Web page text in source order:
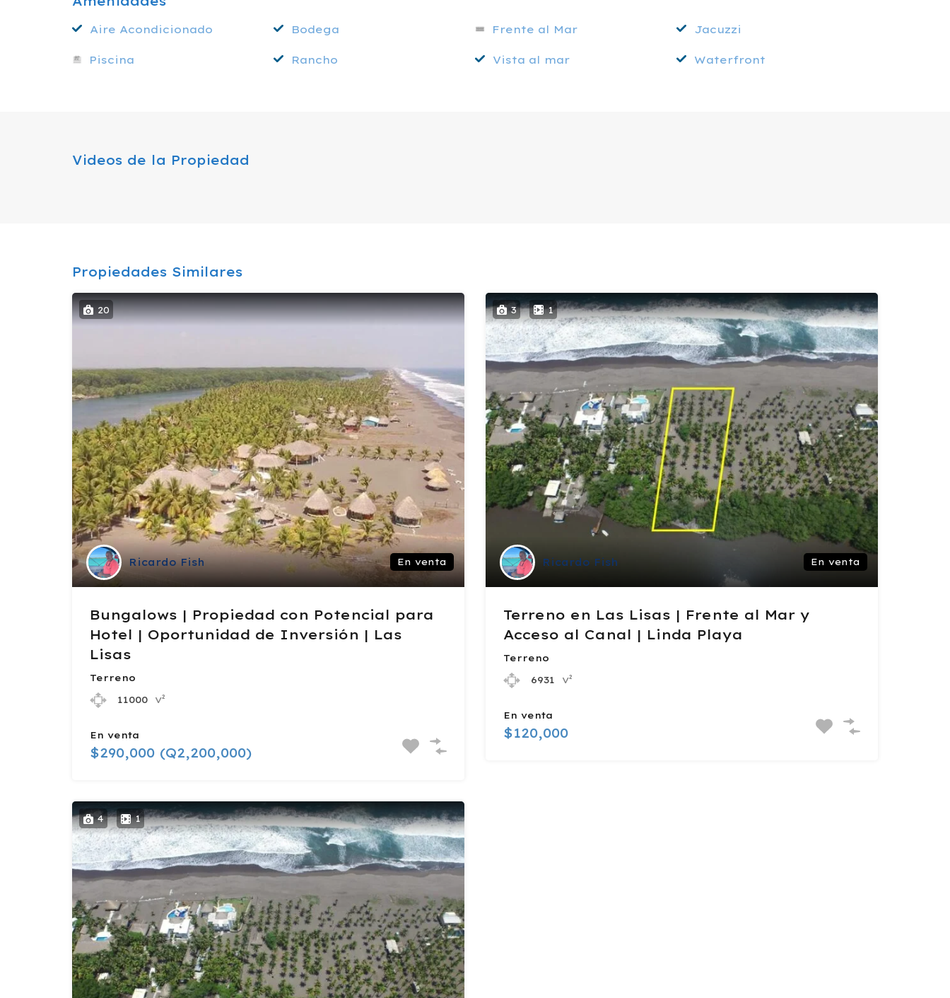
Aire Acondicionado Bodega Frente al Mar Jacuzzi
Piscina Rancho Vista al mar Waterfront
Videos de la Propiedad
Propiedades Similares
20
Ricardo Fish En venta
Bungalows | Propiedad con Potencial para
Hotel | Oportunidad de Inversión | Las
Lisas
Terreno
11000
v²
En venta
$290,000 (Q2,200,000)
3 1
Ricardo Fish En venta
Terreno en Las Lisas | Frente al Mar y
Acceso al Canal | Linda Playa
Terreno
6931
v²
En venta
$120,000
4 1